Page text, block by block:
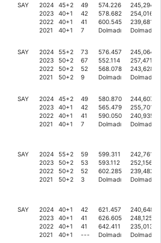
SAY
2024
2023
2022
2021
45+2
40+1
40+1
40+1
49
42
41
7
574.226
578.682
600.545
Dolmadı
245,29412
254,01699
239,68116
Dolmadı
SAY
2024
2023
2022
2021
55+2
50+2
50+2
50+2
73
67
52
9
576.457
552.114
568.078
Dolmadı
245,06466
257,47179
243,62871
Dolmadı
SAY
2024
2023
2022
2021
45+2
40+1
40+1
40+1
49
42
41
7
580.870
565.479
590.050
Dolmadı
244,60731
255,70195
240,93532
Dolmadı
SAY
2024
2023
2022
2021
55+2
50+2
50+2
50+2
59
53
52
3
599.311
593.112
602.285
Dolmadı
242,76172
252,15699
239,48201
Dolmadı
SAY
2024
2023
2022
2021
40+1
40+1
40+1
40+1
42
41
41
---
621.457
626.605
642.411
Dolmadı
240,64862
248,12538
235,01334
Dolmadı